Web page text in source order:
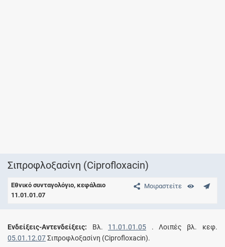
Σιπροφλοξασίνη (Ciprofloxacin)
Μοιραστείτε
Εθνικό συνταγολόγιο, κεφάλαιο
11.01.01.07
Eνδείξεις-Aντενδείξεις: Bλ. 11.01.01.05 . Λοιπές βλ. κεφ.
05.01.12.07Σιπροφλοξασίνη (Ciprofloxacin).